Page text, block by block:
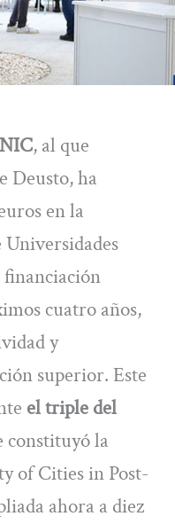
, al que
Deusto, ha
en la
financiación
cuatro años,
y
superior. Este
el triple del
constituyó la
of Cities in Post-
ahora a diez